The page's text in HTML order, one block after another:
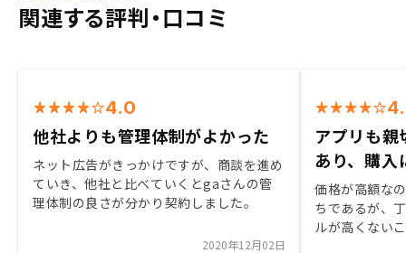
関連する評判・口コミ
4.0
他社よりも管理体制がよかった
ネット広告がきっかけですが、商談を進め
ていき、他社と比べていくとgaさんの管
理体制の良さが分かり契約しました。
2020年12月02日
アプリも
あり、購入
価格が高額な
ちであるが、
ルが高くない